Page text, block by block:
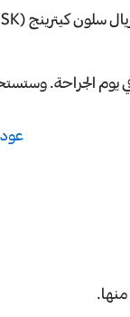
يوم الجراحة.